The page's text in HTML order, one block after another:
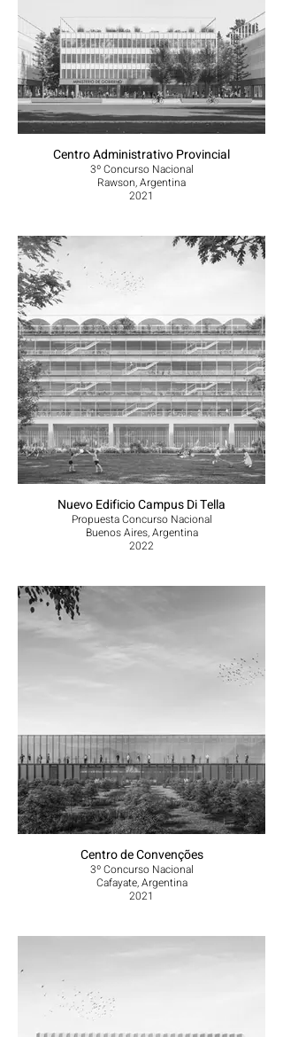
Centro Administrativo Provincial
3º Concurso Nacional
Rawson, Argentina
2021
Nuevo Edificio Campus Di Tella
Propuesta Concurso Nacional
Buenos Aires, Argentina
2022
Centro de Convenções
3º Concurso Nacional
Cafayate, Argentina
2021